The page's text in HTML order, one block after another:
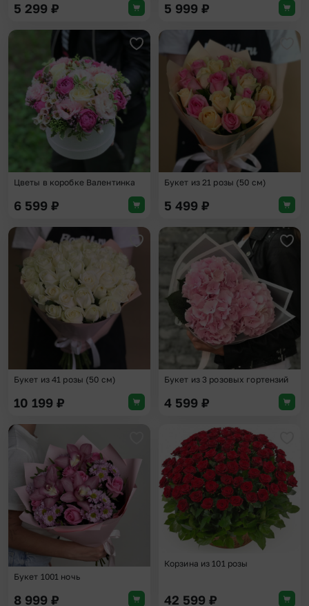
5 299 ₽ 5 999 ₽
Добавить в избранное
Цветы в коробке Валентинка
6 599 ₽
Букет из 21 розы (50 см)
5 499 ₽
Добавить в избранное
Букет из 41 розы (50 см)
10 199 ₽
Букет из 3 розовых гортензий
4 599 ₽
Добавить в избранное
Букет 1001 ночь
8 999 ₽
Корзина из 101 розы
42 599 ₽